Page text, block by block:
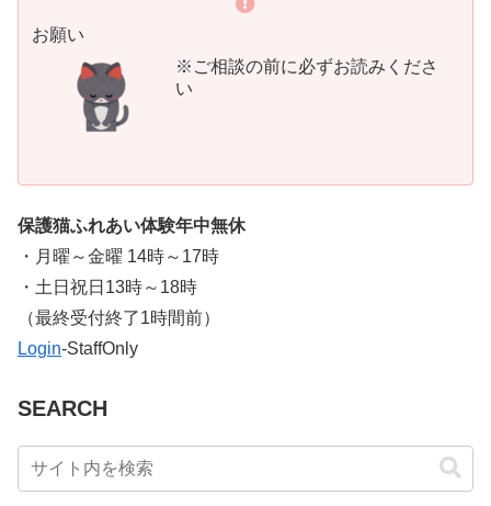
お願い
※ご相談の前に必ずお読みくださ
い
保護猫ふれあい体験年中無休
・月曜～金曜 14時～17時
・土日祝日13時～18時
​（最終受付終了1時間前）
Login-StaffOnly
SEARCH